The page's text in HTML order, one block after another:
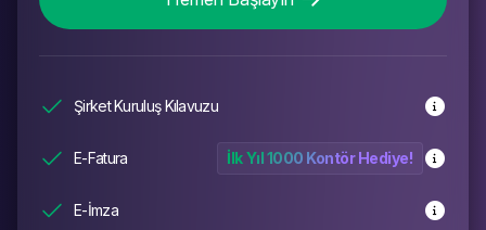
Şirket Kuruluş Kılavuzu
E-Fatura İlk Yıl 1000 Kontör Hediye!
E-İmza